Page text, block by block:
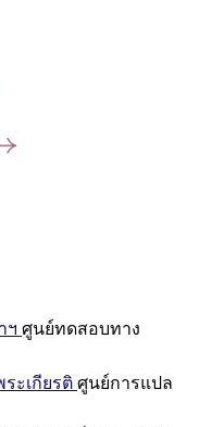
ฯ ศูนย์ทดสอบทาง
ะเกียรติ ศูนย์การแปล